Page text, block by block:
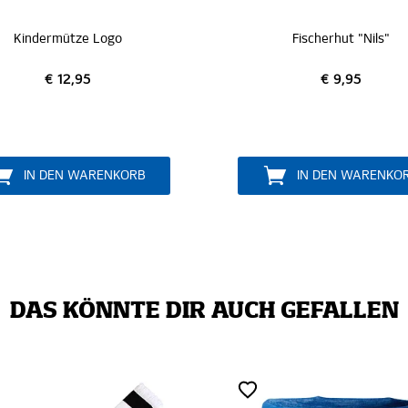
Fischerhut "Nils"
€ 9,95
IN DEN WARENKORB
Kappe "Raute pur"
€ 19,95
IN DEN
DAS KÖNNTE DIR AUCH GEFALLEN